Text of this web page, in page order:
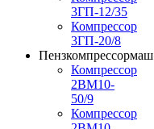
3ГП-12/35
Компрессор
3ГП-20/8
Пензкомпрессормаш
Компрессор
2ВМ10-
50/9
Компрессор